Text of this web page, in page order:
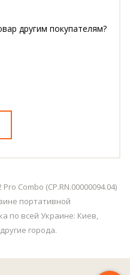
другим покупателям?
Combo (CP.RN.00000094.04)
портативной
по всей Украине: Киев,
города.